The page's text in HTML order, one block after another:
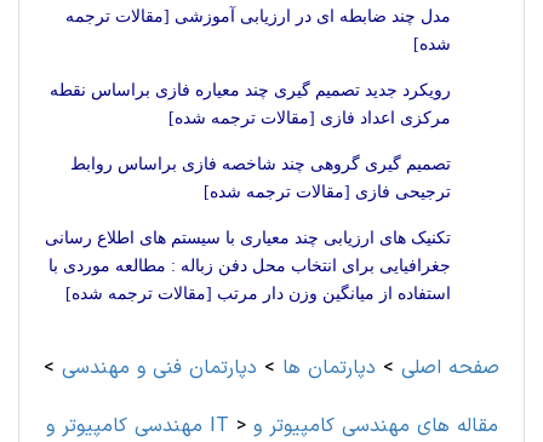
مدل چند ضابطه ای در ارزیابی آموزشی [مقالات ترجمه
شده]
رویکرد جدید تصمیم گیری چند معیاره فازی براساس نقطه
مرکزی اعداد فازی [مقالات ترجمه شده]
تصمیم گیری گروهی چند شاخصه فازی براساس روابط
ترجیحی فازی [مقالات ترجمه شده]
تکنیک های ارزیابی چند معیاری با سیستم های اطلاع رسانی
جغرافیایی برای انتخاب محل دفن زباله : مطالعه موردی با
استفاده از میانگین وزن دار مرتب [مقالات ترجمه شده]
صفحه اصلی > دپارتمان ها > دپارتمان فنی و مهندسی >
مهندسی کامپیوتر و IT > مقاله های مهندسی کامپیوتر و